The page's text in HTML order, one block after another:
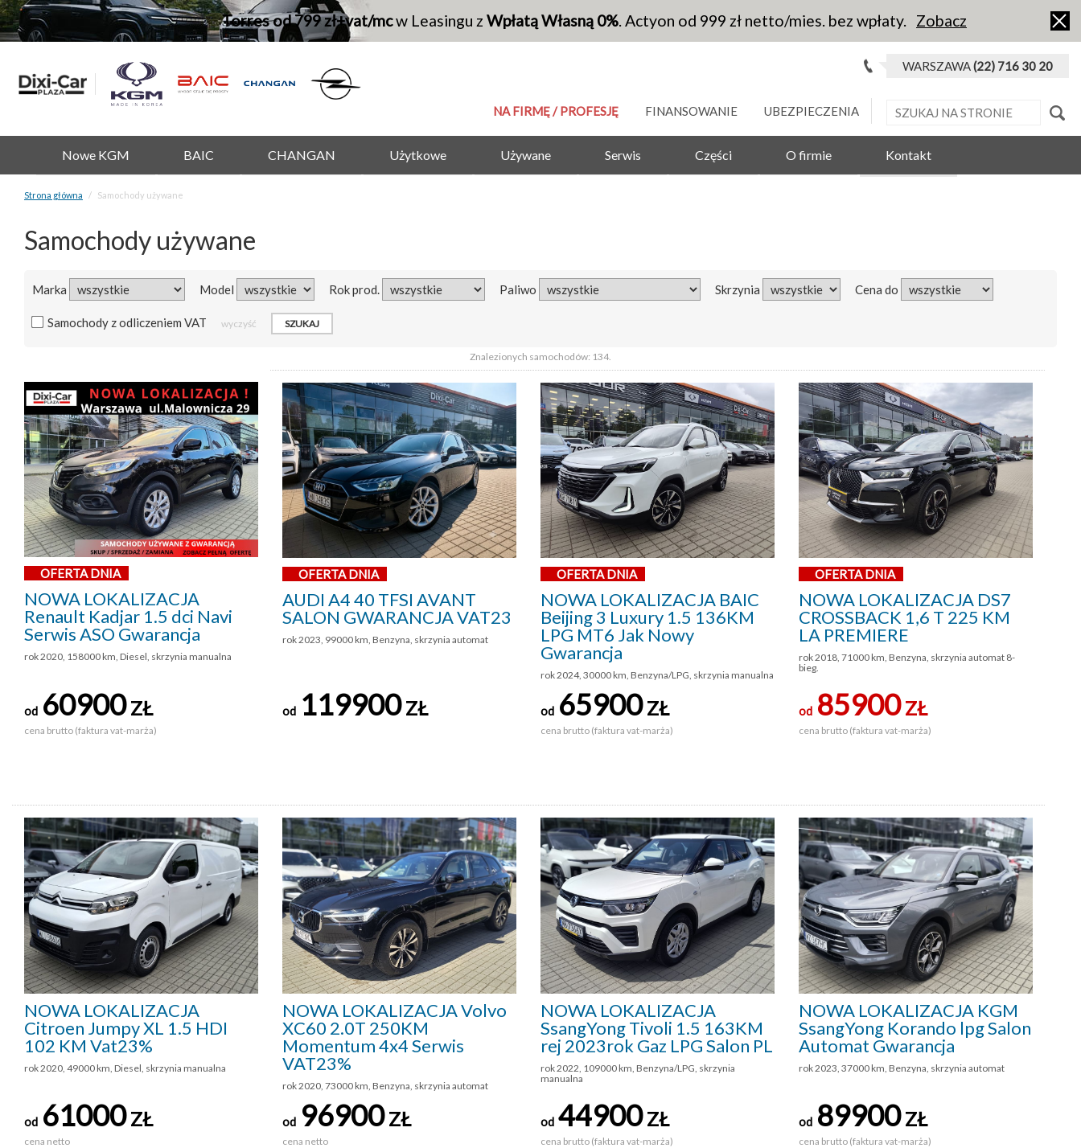
Torres od 799 zł+vat/mcw Leasingu z Wpłatą Własną 0%. Actyon od 999 zł netto/mies. bez wpłaty. Zobacz
WARSZAWA(22) 716 30 20
NA FIRMĘ / PROFESJĘ FINANSOWANIE UBEZPIECZENIA
Nowe KGM BAIC CHANGAN Użytkowe Używane Serwis Części O firmie Kontakt
Strona główna Samochody używane
Samochody używane
Marka Model Rok prod. Paliwo Skrzynia Cena do
Samochody z odliczeniem VAT wyczyść
Znalezionych samochodów: 134.
OFERTA DNIA
NOWA LOKALIZACJA
Renault Kadjar 1.5 dci Navi
Serwis ASO Gwarancja
rok 2020, 158000 km, Diesel, skrzynia manualna
od 60900ZŁ
cena brutto (faktura vat-marża)
OFERTA DNIA
AUDI A4 40 TFSI AVANT
SALON GWARANCJA VAT23
rok 2023, 99000 km, Benzyna, skrzynia automat
od 119900ZŁ
OFERTA DNIA
NOWA LOKALIZACJA BAIC
Beijing 3 Luxury 1.5 136KM
LPG MT6 Jak Nowy
Gwarancja
rok 2024, 30000 km, Benzyna/LPG, skrzynia manualna
od 65900ZŁ
cena brutto (faktura vat-marża)
OFERTA DNIA
NOWA LOKALIZACJA DS7
CROSSBACK 1,6 T 225 KM
LA PREMIERE
rok 2018, 71000 km, Benzyna, skrzynia automat 8-
bieg.
od 85900ZŁ
cena brutto (faktura vat-marża)
NOWA LOKALIZACJA
Citroen Jumpy XL 1.5 HDI
102 KM Vat23%
rok 2020, 49000 km, Diesel, skrzynia manualna
od 61000ZŁ
cena netto
NOWA LOKALIZACJA Volvo
XC60 2.0T 250KM
Momentum 4x4 Serwis
VAT23%
rok 2020, 73000 km, Benzyna, skrzynia automat
od 96900ZŁ
cena netto
NOWA LOKALIZACJA
SsangYong Tivoli 1.5 163KM
rej 2023rok Gaz LPG Salon PL
rok 2022, 109000 km, Benzyna/LPG, skrzynia
manualna
od 44900ZŁ
cena brutto (faktura vat-marża)
NOWA LOKALIZACJA KGM
SsangYong Korando lpg Salon
Automat Gwarancja
rok 2023, 37000 km, Benzyna, skrzynia automat
od 89900ZŁ
cena brutto (faktura vat-marża)